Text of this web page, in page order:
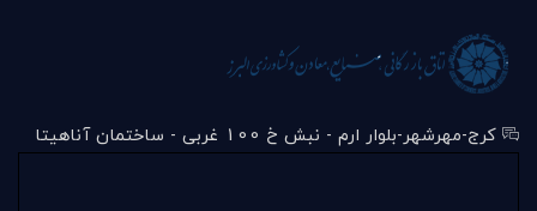
کرج-مهرشهر-بلوار ارم - نبش خ 100 غربی - ساختمان آناهیتا